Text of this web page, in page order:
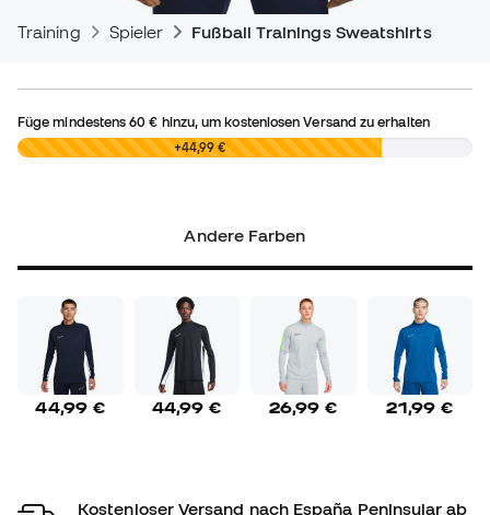
Training Spieler Fußball Trainings Sweatshirts
Füge mindestens60 € hinzu, um kostenlosen Versand zu erhalten
0,00 € +44,99 €
Andere Farben
44,99 € 44,99 € 26,99 € 21,99 €
Kostenloser Versand nach España Peninsular ab